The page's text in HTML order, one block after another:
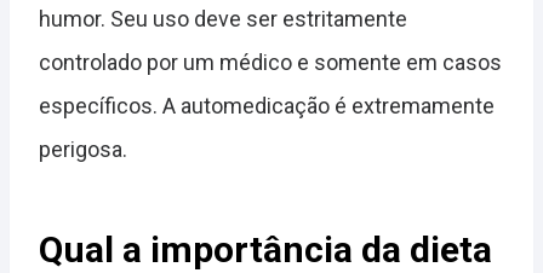
humor. Seu uso deve ser estritamente
controlado por um médico e somente em casos
específicos. A automedicação é extremamente
perigosa.
Qual a importância da dieta